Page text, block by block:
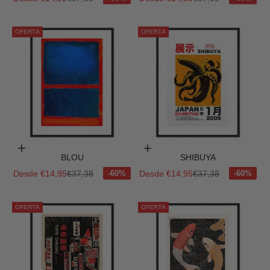
OFERTA
Elige opciones
BLOU
Precio de oferta
Desde €14,95Precio normal
€37,38
OFERTA
Elige opciones
SHIBUYA
Precio de oferta
Desde €14,95Precio normal
€37,38
OFERTA OFERTA